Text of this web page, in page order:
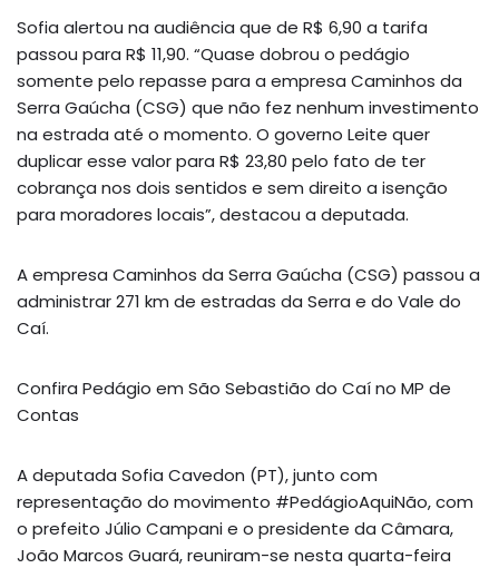
Sofia alertou na audiência que de R$ 6,90 a tarifa
passou para R$ 11,90. “Quase dobrou o pedágio
somente pelo repasse para a empresa Caminhos da
Serra Gaúcha (CSG) que não fez nenhum investimento
na estrada até o momento. O governo Leite quer
duplicar esse valor para R$ 23,80 pelo fato de ter
cobrança nos dois sentidos e sem direito a isenção
para moradores locais”, destacou a deputada.
A empresa Caminhos da Serra Gaúcha (CSG) passou a
administrar 271 km de estradas da Serra e do Vale do
Caí.
Confira Pedágio em São Sebastião do Caí no MP de
Contas
A deputada Sofia Cavedon (PT), junto com
representação do movimento #PedágioAquiNão, com
o prefeito Júlio Campani e o presidente da Câmara,
João Marcos Guará, reuniram-se nesta quarta-feira